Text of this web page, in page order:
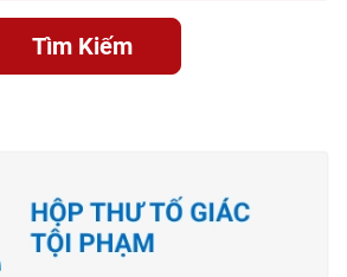
Tìm Kiếm